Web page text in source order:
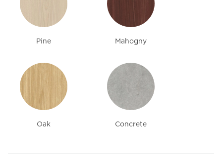
Pine Mahogny
Oak Concrete